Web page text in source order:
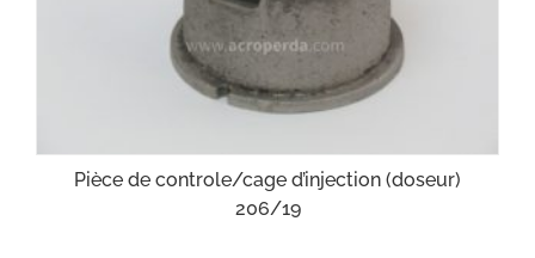
Pièce de controle/cage d’injection (doseur)
206/19